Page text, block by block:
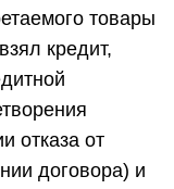
товары
кредит,
отказа от
договора) и